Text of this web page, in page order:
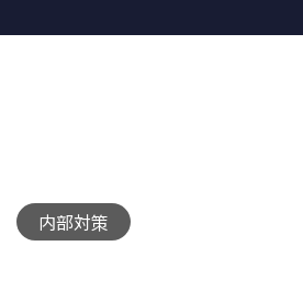
内部対策